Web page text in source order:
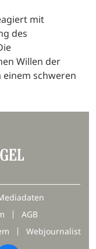
mit
des
Willen der
schweren
AGB
Webjournalist